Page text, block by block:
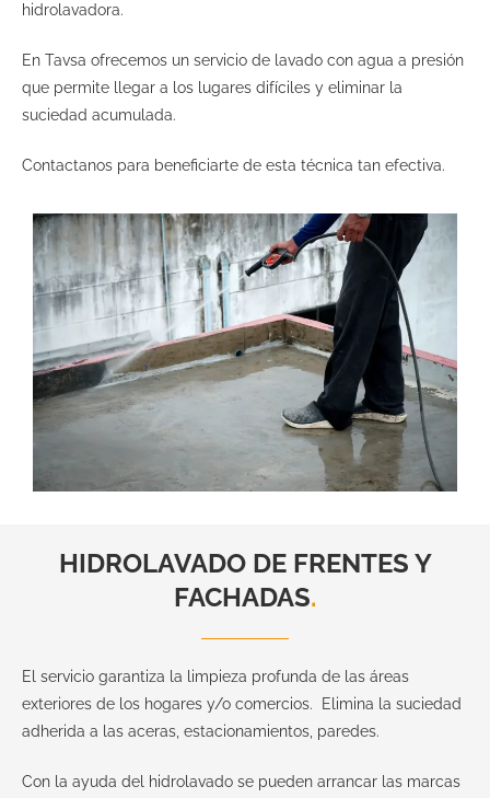
hidrolavadora.
En Tavsa ofrecemos un servicio de lavado con agua a presión
que permite llegar a los lugares difíciles y eliminar la
suciedad acumulada.
Contactanos para beneficiarte de esta técnica tan efectiva.
HIDROLAVADO DE FRENTES Y
FACHADAS.
El servicio garantiza la limpieza profunda de las áreas
exteriores de los hogares y/o comercios. Elimina la suciedad
adherida a las aceras, estacionamientos, paredes.
Con la ayuda del hidrolavado se pueden arrancar las marcas